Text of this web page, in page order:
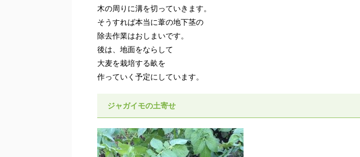
木の周りに溝を切っていきます。
そうすれば本当に葦の地下茎の
除去作業はおしまいです。
後は、地面をならして
大麦を栽培する畝を
作っていく予定にしています。
ジャガイモの土寄せ